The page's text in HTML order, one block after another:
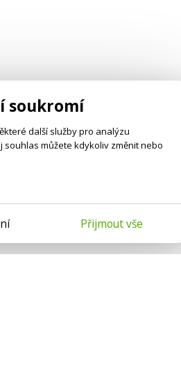
soukromí
další služby pro analýzu
souhlas můžete kdykoliv změnit nebo
Přijmout vše